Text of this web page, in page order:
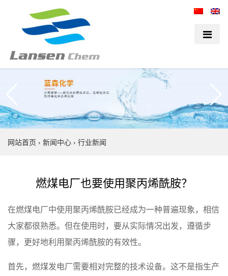
网站首页 › 新闻中心 › 行业新闻
燃煤电厂也要使用聚丙烯酰胺？
在燃煤电厂中使用聚丙烯酰胺已经成为一种普遍现象，相信
大家都很熟悉。但在使用时，要从实际情况出发，遵循步
骤，更好地利用聚丙烯酰胺的有效性。
首先，燃煤发电厂需要相对完整的技术设备。这不是指生产